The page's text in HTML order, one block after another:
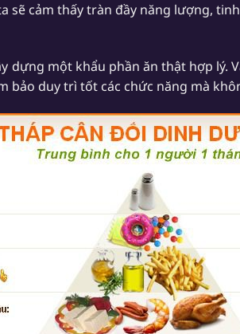
sẽ cảm thấy tràn đầy năng lượng,
dựng một khẩu phần ăn thật hợp lý.
bảo duy trì tốt các chức năng mà